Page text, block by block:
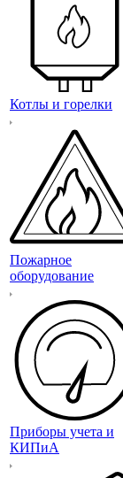
Котлы и горелки
Пожарное
оборудование
Приборы учета и
КИПиА